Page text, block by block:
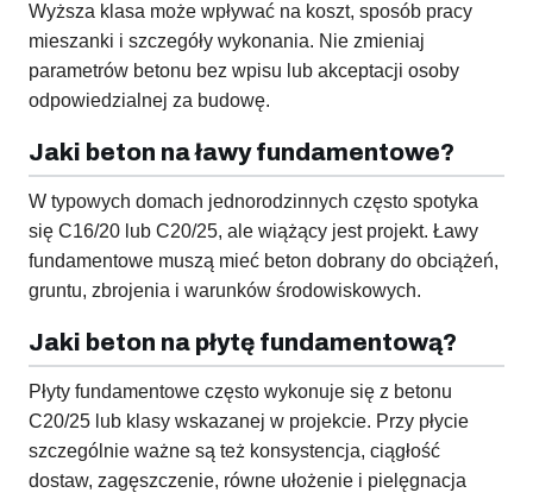
Wyższa klasa może wpływać na koszt, sposób pracy
mieszanki i szczegóły wykonania. Nie zmieniaj
parametrów betonu bez wpisu lub akceptacji osoby
odpowiedzialnej za budowę.
Jaki beton na ławy fundamentowe?
W typowych domach jednorodzinnych często spotyka
się C16/20 lub C20/25, ale wiążący jest projekt. Ławy
fundamentowe muszą mieć beton dobrany do obciążeń,
gruntu, zbrojenia i warunków środowiskowych.
Jaki beton na płytę fundamentową?
Płyty fundamentowe często wykonuje się z betonu
C20/25 lub klasy wskazanej w projekcie. Przy płycie
szczególnie ważne są też konsystencja, ciągłość
dostaw, zagęszczenie, równe ułożenie i pielęgnacja